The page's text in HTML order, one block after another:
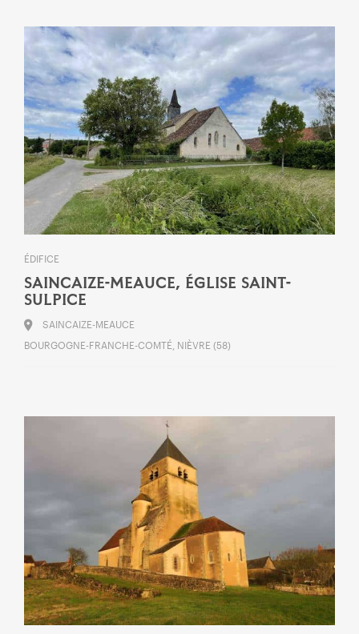
ÉDIFICE
SAINCAIZE-MEAUCE, ÉGLISE SAINT-
SULPICE
SAINCAIZE-MEAUCE
BOURGOGNE-FRANCHE-COMTÉ, NIÈVRE (58)